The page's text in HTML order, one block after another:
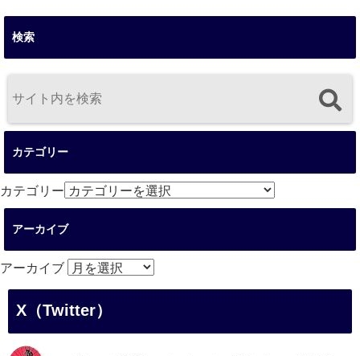
検索
カテゴリー
カテゴリー
アーカイブ
アーカイブ
X（Twitter）